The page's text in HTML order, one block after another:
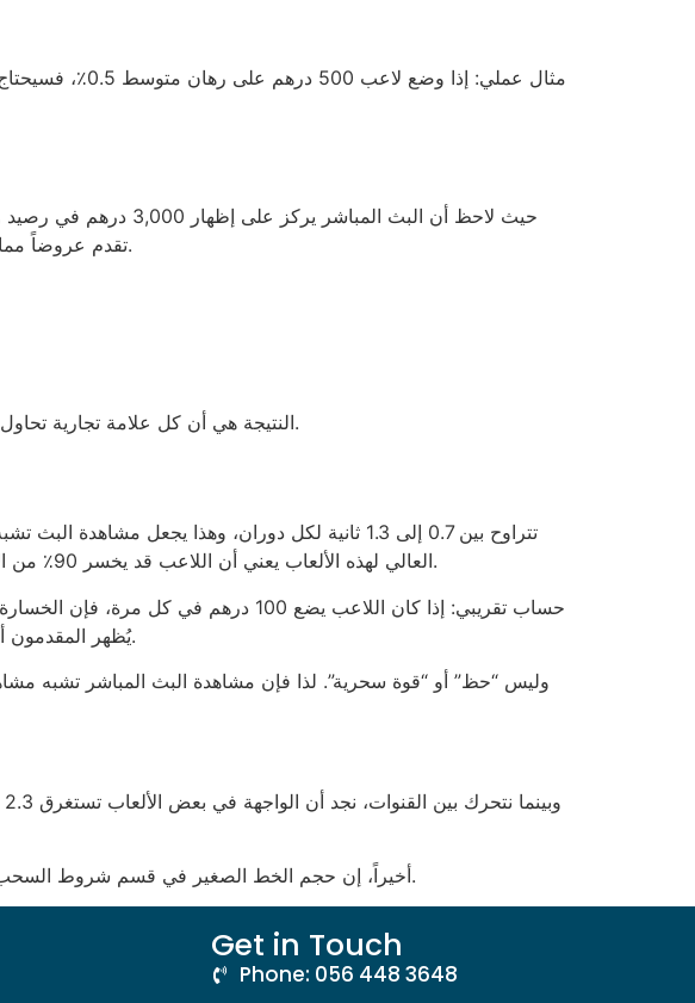
الرقم الوهمي. بالمقابل، 1xbet تقدم عروضاً مماثلة، لكنها تضيف “هدية” مجانية لا تعني شيئاً سوى جذب اللاعبين الجدد.
النتيجة هي أن كل علامة تجارية تحاول جعل “المجانية” تبدو وكأنها فرصة حقيقية، بينما في الواقع هي مجرد تمثيل رياضي لفرض رسوم خفية.
العالي لهذه الألعاب يعني أن اللاعب قد يخسر 90٪ من الأموال في خلال 15 دقيقة فقط، وهو ما يُظهر الفجوة بين ما يُعرض على الشاشة وما يحدث في الواقع.
يُظهر المقدمون أن بعض اللاعبين يحصلون على 5,000 درهم في أقل من 30 ثانية، لكن هذه مجرد نقطة إحصائية نادرة.
أخيراً، إن حجم الخط الصغير في قسم شروط السحب يجعل قراءته صعبة كأنك تحاول قراءة نشرة أخبار في الظلام دون إضاءة. هذا هو ما يثير استيائي حقاً.
Get in Touch
Phone: 056 448 3648